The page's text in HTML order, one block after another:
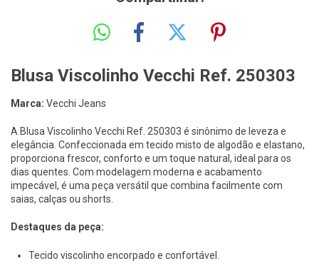
Blusa Viscolinho Vecchi Ref. 250303
Marca: Vecchi Jeans
A Blusa Viscolinho Vecchi Ref. 250303 é sinônimo de leveza e
elegância. Confeccionada em tecido misto de algodão e elastano,
proporciona frescor, conforto e um toque natural, ideal para os
dias quentes. Com modelagem moderna e acabamento
impecável, é uma peça versátil que combina facilmente com
saias, calças ou shorts.
Destaques da peça:
Tecido viscolinho encorpado e confortável.